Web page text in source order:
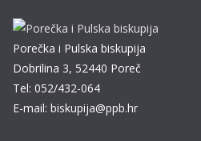
Porečka i Pulska biskupija
Dobrilina 3, 52440 Poreč
Tel: 052/432-064
E-mail: biskupija@ppb.hr